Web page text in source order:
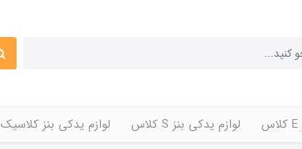
لوازم یدکی بنز S کلاس لوازم یدکی بنز کلاسیک